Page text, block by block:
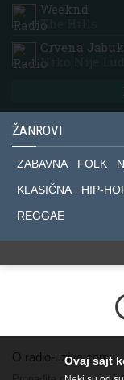
Weeknd
The Hills
Crvena
Niko Nije Lud
ŽANROVI
ZABAVNA FOLK
KLASIČNA
HIP-
REGGAE
O radio-uzivo.com
Ovaj sajt